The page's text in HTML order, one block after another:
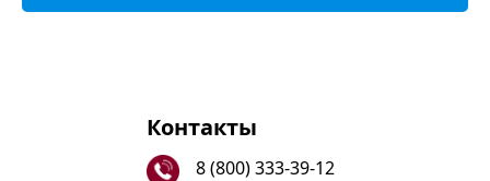
Контакты
8 (800) 333-39-12